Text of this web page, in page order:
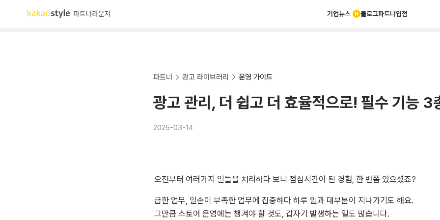
기업뉴스 블로그파트너입점
파트너 광고 라이브러리 운영 가이드
광고 관리, 더 쉽고 더 효율적으로! 필수 기능 3
2025-03-14
오전부터 여러가지 일들을 처리하다 보니 점심시간이 된 경험, 한 번쯤 있으셨죠?
급한 업무, 일손이 부족한 업무에 집중하다 하루 일과 대부분이 지나가기도 해요.
그만큼 스토어 운영에는 챙겨야 할 것도, 갑자기 발생하는 일도 많습니다.